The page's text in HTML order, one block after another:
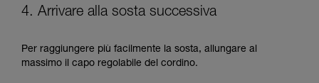
4. Arrivare alla sosta successiva
Per raggiungere più facilmente la sosta, allungare al
massimo il capo regolabile del cordino.